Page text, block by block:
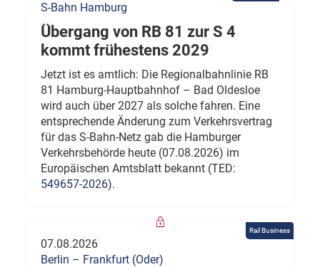
S-Bahn Hamburg
Übergang von RB 81 zur S 4
kommt frühestens 2029
Jetzt ist es amtlich: Die Regionalbahnlinie RB
81 Hamburg-Hauptbahnhof – Bad Oldesloe
wird auch über 2027 als solche fahren. Eine
entsprechende Änderung zum Verkehrsvertrag
für das S-Bahn-Netz gab die Hamburger
Verkehrsbehörde heute (07.08.2026) im
Europäischen Amtsblatt bekannt (TED:
549657-2026).
Rail Business
07.08.2026
Berlin – Frankfurt (Oder)